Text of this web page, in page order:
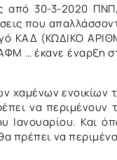
από 30-3-2020
που
ΚΑΔ (ΚΩΔΙΚΟ
… έκανε έναρξη
χαμένων ενοικίων
να περιμένουν
Ιανουαρίου. Και
πρέπει να